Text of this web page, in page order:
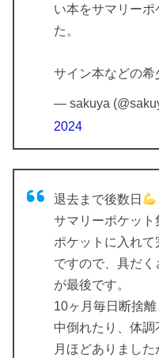
い本をサマリー
た。
サイン本などの
— sakuya
2024
退去まで後数日
サマリーポケット
ポケットに入れて
ですので、具だく
が最後です。
10ヶ月毎日断捨
中倒れたり、体
月ほどありまし